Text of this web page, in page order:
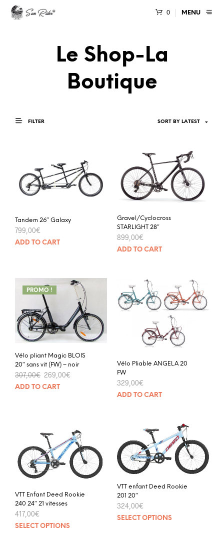
0 MENU
Le Shop-La
Boutique
FILTER
Tandem 26″ Galaxy
799,00€
ADD TO CART
Gravel/Cyclocross
STARLIGHT 28″
899,00€
ADD TO CART
PROMO !
Vélo pliant Magic BLOIS
20″ sans vit (FW) – noir
307,00€ 269,00€
ADD TO CART
Vélo Pliable ANGELA 20
FW
329,00€
ADD TO CART
VTT Enfant Deed Rookie
240 24″ 21 vitesses
417,00€
SELECT OPTIONS
VTT enfant Deed Rookie
201 20″
324,00€
SELECT OPTIONS